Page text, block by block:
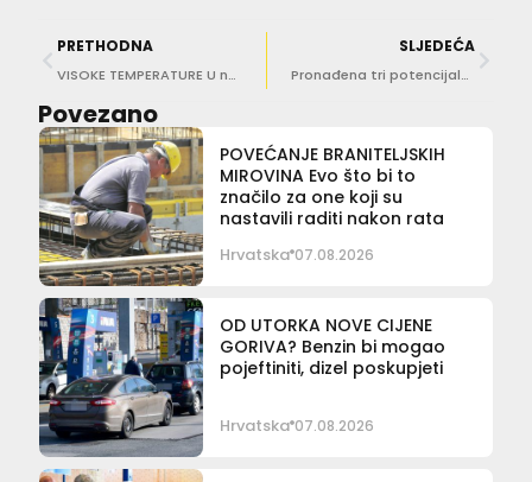
PRETHODNA
VISOKE TEMPERATURE U nedjelju i ponedjeljak smo pod žutim alarmom!
SLJEDEĆA
Pronađena tri potencijalna donora matičnih stanica za malenog Šimuna
Povezano
POVEĆANJE BRANITELJSKIH
MIROVINA Evo što bi to
značilo za one koji su
nastavili raditi nakon rata
Hrvatska 07.08.2026
OD UTORKA NOVE CIJENE
GORIVA? Benzin bi mogao
pojeftiniti, dizel poskupjeti
Hrvatska 07.08.2026